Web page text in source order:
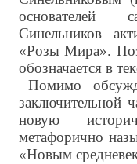
основателей
Синельников
«Розы Мира».
обозначается в
Помимо
заключительной
новую
метафорично
«Новым